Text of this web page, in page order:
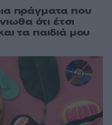
πράγματα που
ότι έτσι
τα παιδιά μου